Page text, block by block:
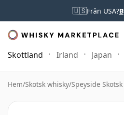
🇺🇸Från USA?
Skottland Irland Japan
Hem/Skotsk whisky/Speyside